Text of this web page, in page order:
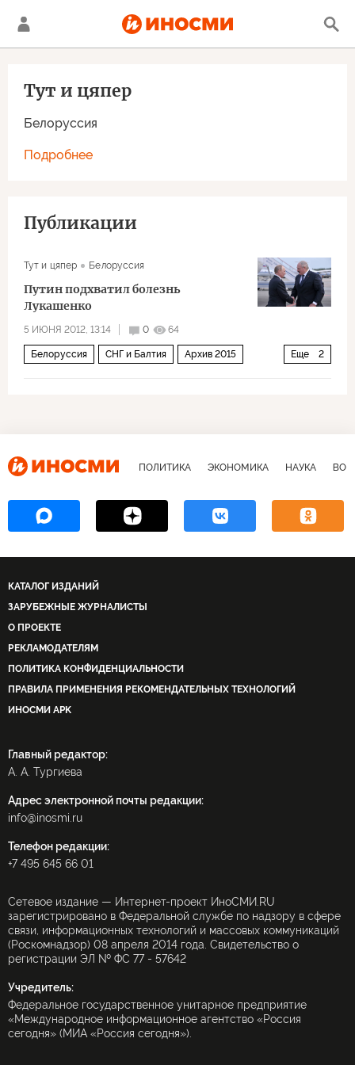
Белоруссия
Тут и цяпер
Подробнее
Публикации
Тут и цяпер Белоруссия
Путин подхватил болезнь
Лукашенко
5 ИЮНЯ 2012, 13:14 0 64
Еще 2
Белоруссия СНГ и Балтия Архив 2015
ПОЛИТИКА ЭКОНОМИКА НАУКА
КАТАЛОГ ИЗДАНИЙ
ЗАРУБЕЖНЫЕ ЖУРНАЛИСТЫ
О ПРОЕКТЕ
РЕКЛАМОДАТЕЛЯМ
ПОЛИТИКА КОНФИДЕНЦИАЛЬНОСТИ
ПРАВИЛА ПРИМЕНЕНИЯ РЕКОМЕНДАТЕЛЬНЫХ ТЕХНОЛОГИЙ
ИНОСМИ APK
Главный редактор:
А. А. Тургиева
Адрес электронной почты редакции:
info@inosmi.ru
Телефон редакции:
+7 495 645 66 01
Сетевое издание — Интернет-проект ИноСМИ.RU
зарегистрировано в Федеральной службе по надзору в сфере
связи, информационных технологий и массовых коммуникаций
(Роскомнадзор) 08 апреля 2014 года. Свидетельство о
регистрации ЭЛ № ФС 77 - 57642
Учредитель:
Федеральное государственное унитарное предприятие
«Международное информационное агентство «Россия
сегодня» (МИА «Россия сегодня»).